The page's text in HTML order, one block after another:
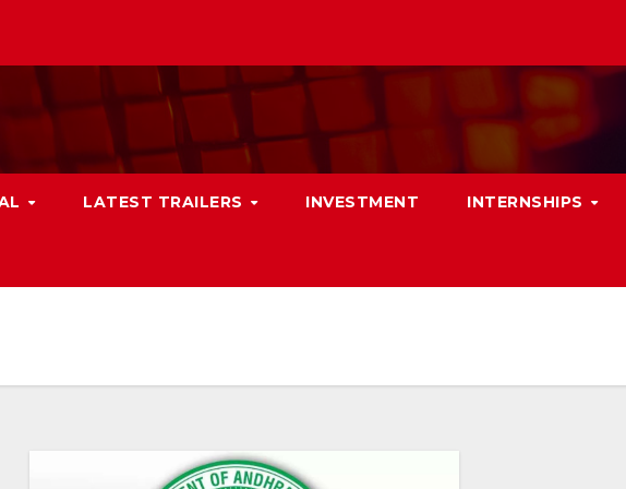
LATEST TRAILERS INVESTMENT INTERNSHIPS